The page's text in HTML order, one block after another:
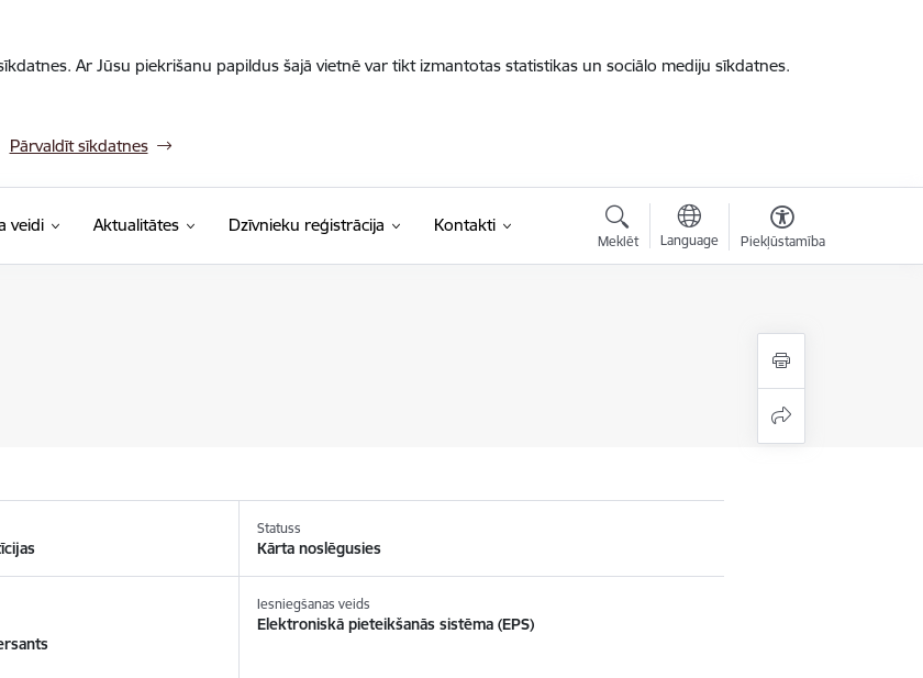
Ar Jūsu piekrišanu papildus šajā vietnē var tikt izmantotas statistikas un sociālo mediju sīkdatnes.
Pārvaldīt sīkdatnes
veidi Aktualitātes Dzīvnieku reģistrācija Kontakti
Meklēt Language Piekļūstamība
Statuss
Kārta noslēgusies
Iesniegšanas veids
Elektroniskā pieteikšanās sistēma (EPS)